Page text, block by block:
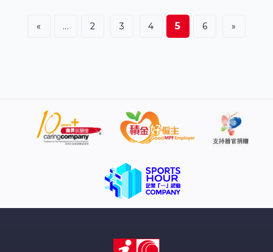
知道（4月22日走塑），亦知道哪些餐具要更換，或正在
物色替代品，所以業界準備好，只是一日時間未到，希望
« ... 2 3 4 5 6 »